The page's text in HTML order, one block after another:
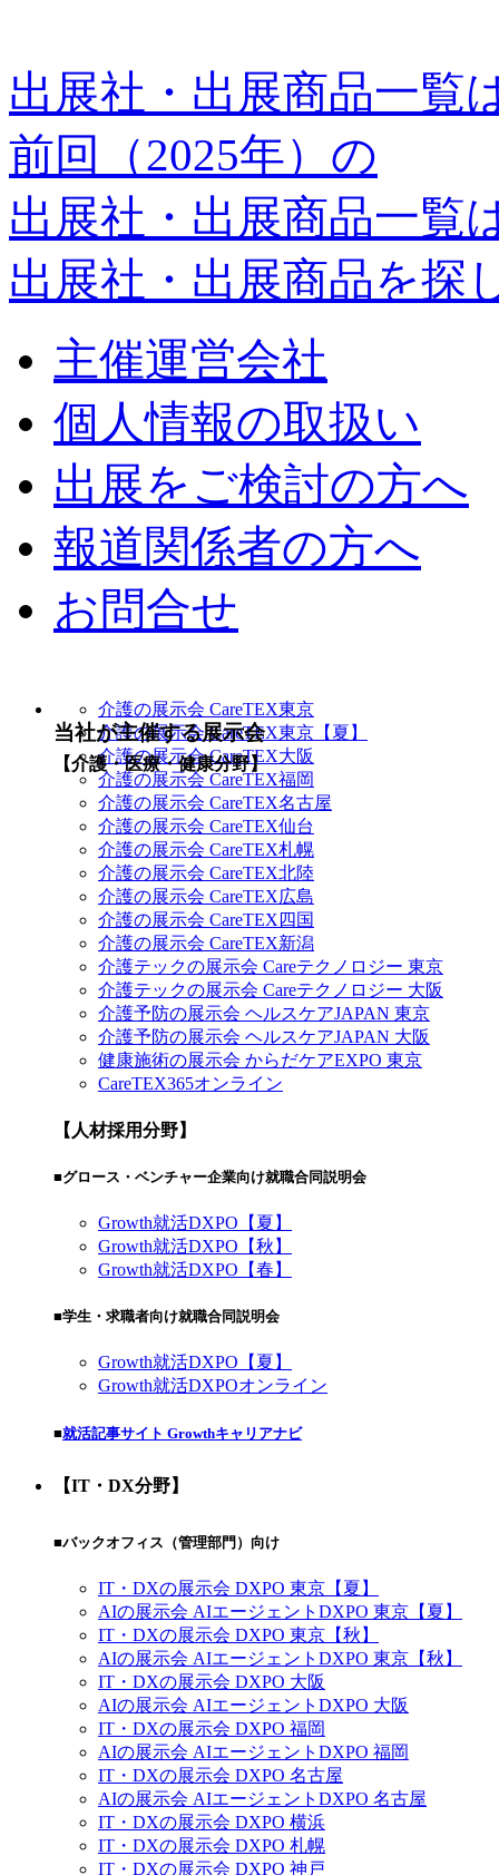
出展社・出展商品一覧
前回（2025年）の
出展社・出展商品一覧
出展社・出展商品を探
主催運営会社
個人情報の取扱い
出展をご検討の方へ
報道関係者の方へ
お問合せ
当社が主催する展示会
【介護・医療・健康分野】
介護の展示会 CareTEX東京
介護の展示会 CareTEX東京【夏】
介護の展示会 CareTEX大阪
介護の展示会 CareTEX福岡
介護の展示会 CareTEX名古屋
介護の展示会 CareTEX仙台
介護の展示会 CareTEX札幌
介護の展示会 CareTEX北陸
介護の展示会 CareTEX広島
介護の展示会 CareTEX四国
介護の展示会 CareTEX新潟
介護テックの展示会 Careテクノロジー 東京
介護テックの展示会 Careテクノロジー 大阪
介護予防の展示会 ヘルスケアJAPAN 東京
介護予防の展示会 ヘルスケアJAPAN 大阪
健康施術の展示会 からだケアEXPO 東京
CareTEX365オンライン
【人材採用分野】
■グロース・ベンチャー企業向け就職合同説明会
Growth就活DXPO【夏】
Growth就活DXPO【秋】
Growth就活DXPO【春】
■学生・求職者向け就職合同説明会
Growth就活DXPO【夏】
Growth就活DXPOオンライン
■就活記事サイト Growthキャリアナビ
【IT・DX分野】
■バックオフィス（管理部門）向け
IT・DXの展示会 DXPO 東京【夏】
AIの展示会 AIエージェントDXPO 東京【夏】
IT・DXの展示会 DXPO 東京【秋】
AIの展示会 AIエージェントDXPO 東京【秋】
IT・DXの展示会 DXPO 大阪
AIの展示会 AIエージェントDXPO 大阪
IT・DXの展示会 DXPO 福岡
AIの展示会 AIエージェントDXPO 福岡
IT・DXの展示会 DXPO 名古屋
AIの展示会 AIエージェントDXPO 名古屋
IT・DXの展示会 DXPO 横浜
IT・DXの展示会 DXPO 札幌
IT・DXの展示会 DXPO 神戸